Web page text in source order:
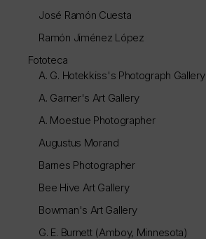
José Ramón Cuesta
Ramón Jiménez López
Fototeca
A. G. Hotekkiss's Photograph Gallery
A. Garner's Art Gallery
A. Moestue Photographer
Augustus Morand
Barnes Photographer
Bee Hive Art Gallery
Bowman's Art Gallery
G. E. Burnett (Amboy, Minnesota)